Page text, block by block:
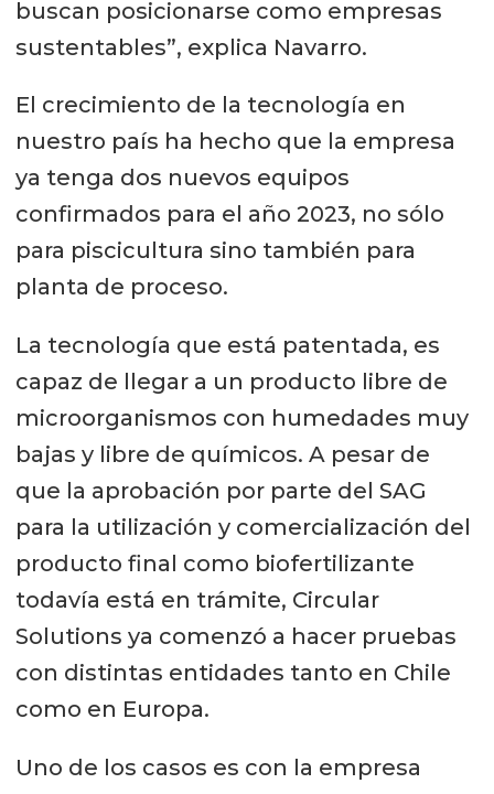
buscan posicionarse como empresas
sustentables”, explica Navarro.
El crecimiento de la tecnología en
nuestro país ha hecho que la empresa
ya tenga dos nuevos equipos
confirmados para el año 2023, no sólo
para piscicultura sino también para
planta de proceso.
La tecnología que está patentada, es
capaz de llegar a un producto libre de
microorganismos con humedades muy
bajas y libre de químicos. A pesar de
que la aprobación por parte del SAG
para la utilización y comercialización del
producto final como biofertilizante
todavía está en trámite, Circular
Solutions ya comenzó a hacer pruebas
con distintas entidades tanto en Chile
como en Europa.
Uno de los casos es con la empresa